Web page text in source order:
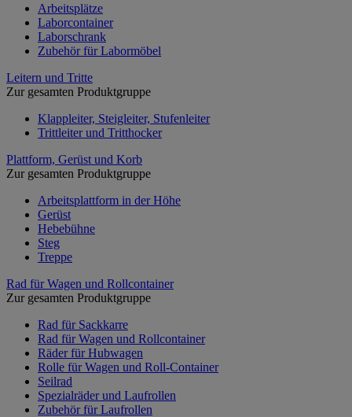
Arbeitsplätze
Laborcontainer
Laborschrank
Zubehör für Labormöbel
Leitern und Tritte
Zur gesamten Produktgruppe
Klappleiter, Steigleiter, Stufenleiter
Trittleiter und Tritthocker
Plattform, Gerüst und Korb
Zur gesamten Produktgruppe
Arbeitsplattform in der Höhe
Gerüst
Hebebühne
Steg
Treppe
Rad für Wagen und Rollcontainer
Zur gesamten Produktgruppe
Rad für Sackkarre
Rad für Wagen und Rollcontainer
Räder für Hubwagen
Rolle für Wagen und Roll-Container
Seilrad
Spezialräder und Laufrollen
Zubehör für Laufrollen